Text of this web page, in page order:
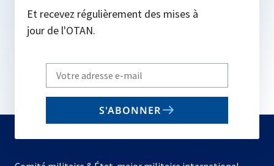
Et recevez régulièrement des mises à
jour de l'OTAN.
Write
your
email
S'ABONNER